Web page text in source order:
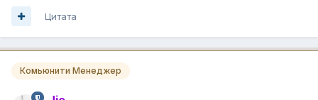
Цитата
Комьюнити Менеджер